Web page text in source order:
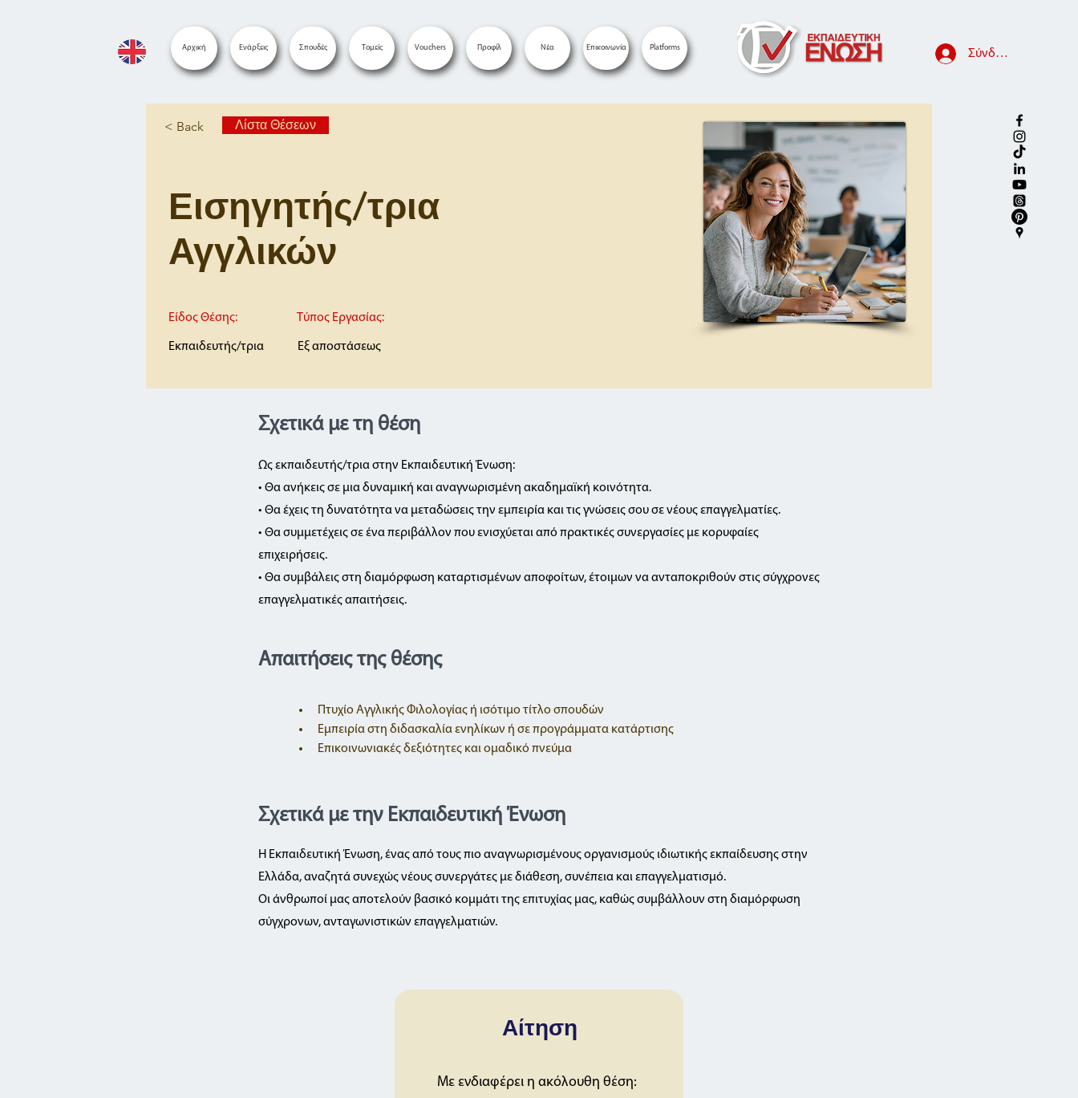
Αρχική Ενάρξεις Σπουδές Τομείς Vouchers Προφίλ Νέα Επικοινωνία Platforms Σύνδεση
< Back Λίστα Θέσεων
Εισηγητής/τρια
Αγγλικών
Είδος Θέσης:
Εκπαιδευτής/τρια
Τύπος Εργασίας:
Εξ αποστάσεως
Σχετικά με τη θέση
Ως εκπαιδευτής/τρια στην Εκπαιδευτική Ένωση:
• Θα ανήκεις σε μια δυναμική και αναγνωρισμένη ακαδημαϊκή κοινότητα.
• Θα έχεις τη δυνατότητα να μεταδώσεις την εμπειρία και τις γνώσεις σου σε νέους επαγγελματίες.
• Θα συμμετέχεις σε ένα περιβάλλον που ενισχύεται από πρακτικές συνεργασίες με κορυφαίες
επιχειρήσεις.
• Θα συμβάλεις στη διαμόρφωση καταρτισμένων αποφοίτων, έτοιμων να ανταποκριθούν στις σύγχρονες
επαγγελματικές απαιτήσεις.
Απαιτήσεις της θέσης
Πτυχίο Αγγλικής Φιλολογίας ή ισότιμο τίτλο σπουδών
Εμπειρία στη διδασκαλία ενηλίκων ή σε προγράμματα κατάρτισης
Επικοινωνιακές δεξιότητες και ομαδικό πνεύμα
Σχετικά με την Εκπαιδευτική Ένωση
Η Εκπαιδευτική Ένωση, ένας από τους πιο αναγνωρισμένους οργανισμούς ιδιωτικής εκπαίδευσης στην
Ελλάδα, αναζητά συνεχώς νέους συνεργάτες με διάθεση, συνέπεια και επαγγελματισμό.
Οι άνθρωποί μας αποτελούν βασικό κομμάτι της επιτυχίας μας, καθώς συμβάλλουν στη διαμόρφωση
σύγχρονων, ανταγωνιστικών επαγγελματιών.
Αίτηση
Με ενδιαφέρει η ακόλουθη θέση: